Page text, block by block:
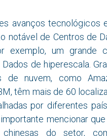
avanços tecnológicos
notável de Centros de
exemplo, um grande
de hiperescala.
de nuvem, como
têm mais de 60
por diferentes
mencionar
chinesas do setor,